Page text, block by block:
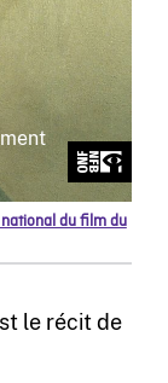
du film du
le récit de